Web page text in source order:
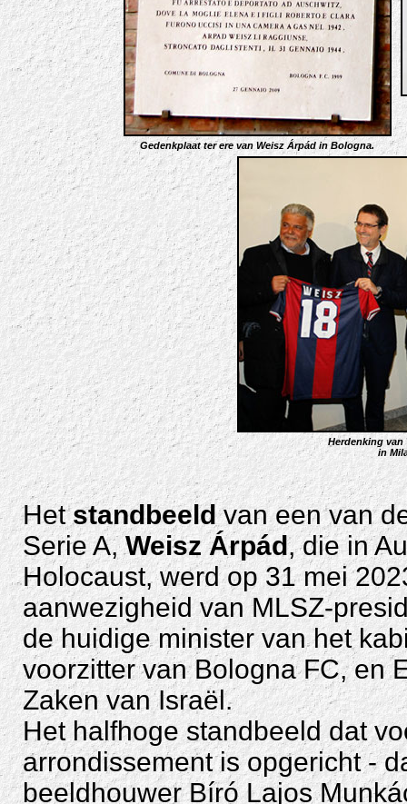
Gedenkplaat ter ere van Weisz Árpád in Bologna.
Herdenking van
in
Hetstandbeeld van een van
Serie A,Weisz Árpád, die in
Holocaust, werd op 31 mei
aanwezigheid van MLSZ-
de huidige minister van het
voorzitter van Bologna FC, en
Zaken van Israël.
Het halfhoge standbeeld dat
arrondissement is opgericht -
beeldhouwer Bíró Lajos